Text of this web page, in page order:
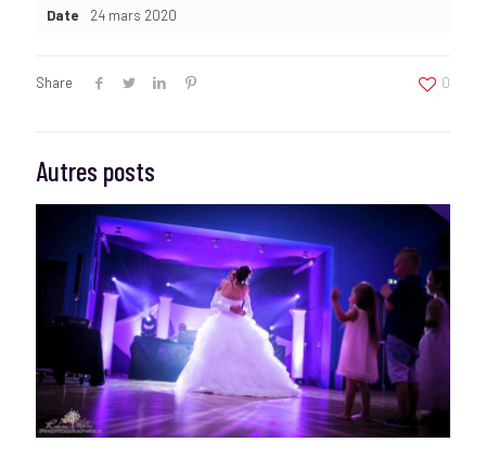
Date 24 mars 2020
Share 0
Autres posts